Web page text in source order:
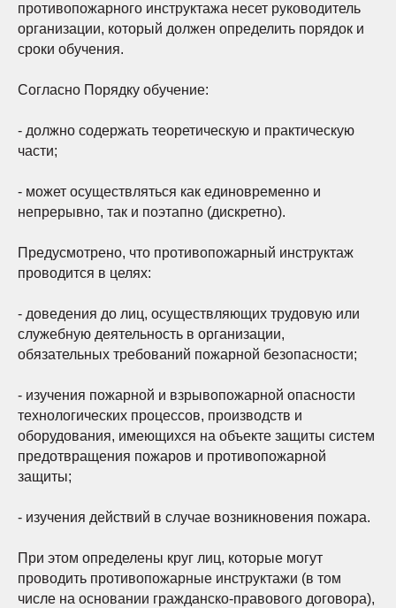
противопожарного инструктажа несет руководитель
организации, который должен определить порядок и
сроки обучения.
Согласно Порядку обучение:
- должно содержать теоретическую и практическую
части;
- может осуществляться как единовременно и
непрерывно, так и поэтапно (дискретно).
Предусмотрено, что противопожарный инструктаж
проводится в целях:
- доведения до лиц, осуществляющих трудовую или
служебную деятельность в организации,
обязательных требований пожарной безопасности;
- изучения пожарной и взрывопожарной опасности
технологических процессов, производств и
оборудования, имеющихся на объекте защиты систем
предотвращения пожаров и противопожарной
защиты;
- изучения действий в случае возникновения пожара.
При этом определены круг лиц, которые могут
проводить противопожарные инструктажи (в том
числе на основании гражданско-правового договора),